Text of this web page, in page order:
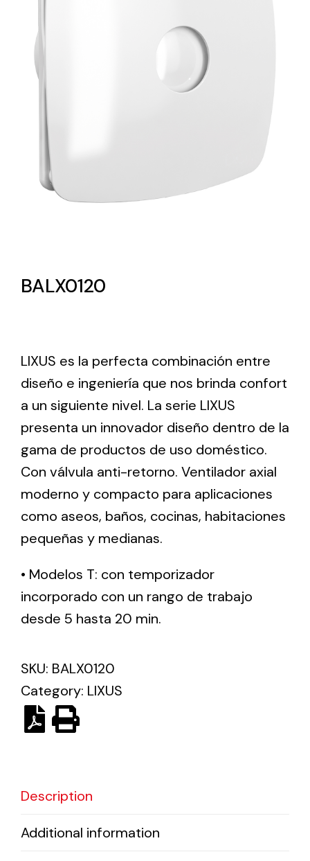
Lighting and Electrical
Complete solutions in lighting and electrical
material for each project and need
Ventilation
The incorporation of Novovent into the group
different uses
Iluminación Solar
Variedad de soluciones solares para todo tipo
Solar lighting
Variety of solar solutions for all kinds of needs.
BALX0120
LIXUS es la perfecta combinación entre
diseño e ingeniería que nos brinda confort
a un siguiente nivel. La serie LIXUS
presenta un innovador diseño dentro de la
gama de productos de uso doméstico.
Con válvula anti-retorno. Ventilador axial
moderno y compacto para aplicaciones
como aseos, baños, cocinas, habitaciones
pequeñas y medianas.
• Modelos T: con temporizador
incorporado con un rango de trabajo
desde 5 hasta 20 min.
SKU: BALX0120
Category: LIXUS
Description
Additional information